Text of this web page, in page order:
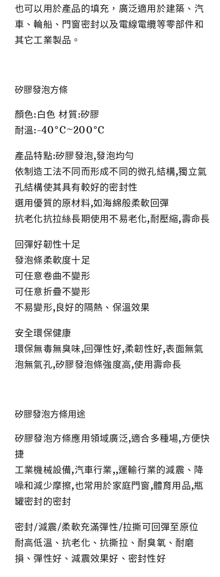
也可以用於產品的填充，廣泛適用於建築、汽
車、輪船、門窗密封以及電線電纜等零部件和
其它工業製品。
矽膠發泡方條
顏色:白色 材質:矽膠
耐溫:-40°C~200°C
產品特點:矽膠發泡,發泡均勻
依制造工法不同而形成不同的微孔結構,獨立氣
孔結構使其具有較好的密封性
選用優質的原材料,如海綿般柔軟回彈
抗老化抗拉絲長期使用不易老化,耐壓縮,壽命長
回彈好韌性十足
發泡條柔軟度十足
可任意卷曲不變形
可任意折疊不變形
不易變形,良好的隔熱、保溫效果
安全環保健康
環保無毒無臭味,回彈性好,柔韌性好,表面無氣
泡無氣孔,矽膠發泡條強度高,使用壽命長
矽膠發泡方條用途
矽膠發泡方條應用領域廣泛,適合多種場,方便快
捷
工業機械設備,汽車行業,,運輸行業的減震、降
噪和減少摩擦,也常用於家庭門窗,體育用品,瓶
罐密封的密封
密封/減震/柔軟充滿彈性/拉撕可回彈至原位
耐高低溫、抗老化、抗撕拉、耐臭氧、耐磨
損、彈性好、減震效果好、密封性好